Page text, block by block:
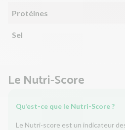
Protéines
Sel
Le Nutri-Score
Qu’est-ce que le Nutri-Score ?
Le Nutri-score est un indicateur